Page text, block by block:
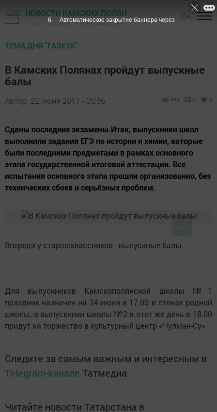
НОВОСТИ КАМСКИХ ПОЛЯН
Газета "Посинформ" - Нижнекамский район
ТЕМА ДНЯ "ГАЗЕТА"
В Камских Полянах пройдут выпускные
балы
Автор, 22 июня 2017 - 05:36 895 0 0
Сданы последние экзамены.Итак, выпускники школ
выполнили задания ЕГЭ по истории и химии, которые
были последними предметами в рамках основного
этапа государственной итоговой аттестации. Все
испытания основного этапа прошли организованно, без
технических сбоев и серьёзных проблем.
Впереди у старшеклассников - выпускные балы.
Для выпускников Камскополянской школы №1
праздник назначен на 24 июня в 17.00 в стенах родной
школы, а выпускники школы №2 в этот же день в 18.00
придут на торжество в культурный центр «Чулман-Су».
Следите за самым важным и интересным в
Telegram-канале Татмедиа
Читайте новости Татарстана в
5 Автоматическое закрытие баннера через